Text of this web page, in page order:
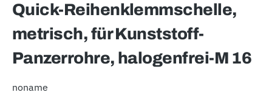
Quick-Reihenklemmschelle,
metrisch, für Kunststoff-
Panzerrohre, halogenfrei-M 16
noname